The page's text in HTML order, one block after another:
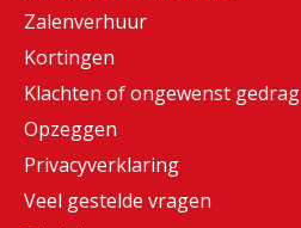
Zalenverhuur
Kortingen
Klachten of ongewenst gedrag
Opzeggen
Privacyverklaring
Veel gestelde vragen